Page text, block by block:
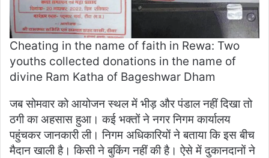
Cheating in the name of faith in Rewa: Two
youths collected donations in the name of
divine Ram Katha of Bageshwar Dham
जब सोमवार को आयोजन स्थल में भीड़ और पंडाल नहीं दिखा तो
ठगी का अहसास हुआ। कई भक्तों ने नगर निगम कार्यालय
पहुंचकर जानकारी ली। निगम अधिकारियों ने बताया कि इस बीच
मैदान खाली है। किसी ने बुकिंग नहीं की है। ऐसे में दुकानदानों ने